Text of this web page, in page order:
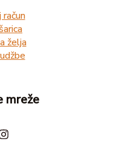
račun
želja
mreže